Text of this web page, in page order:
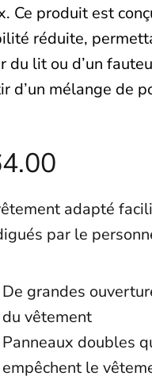
Ce produit est
réduite,
du lit ou d’un
d’un mélange de
adapté
par le
De grandes
du vêtement
Panneaux doubles
empêchent le